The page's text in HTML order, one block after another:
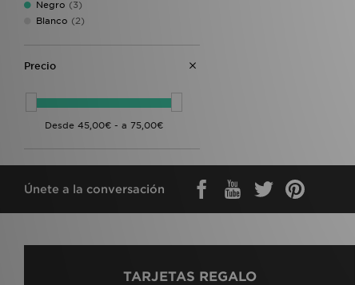
Lorenzo (1)
MERCIER (1)
Zavetti Canada
Negro (3)
Blanco (2)
Precio
Únete a la conversación
TARJETAS REGALO